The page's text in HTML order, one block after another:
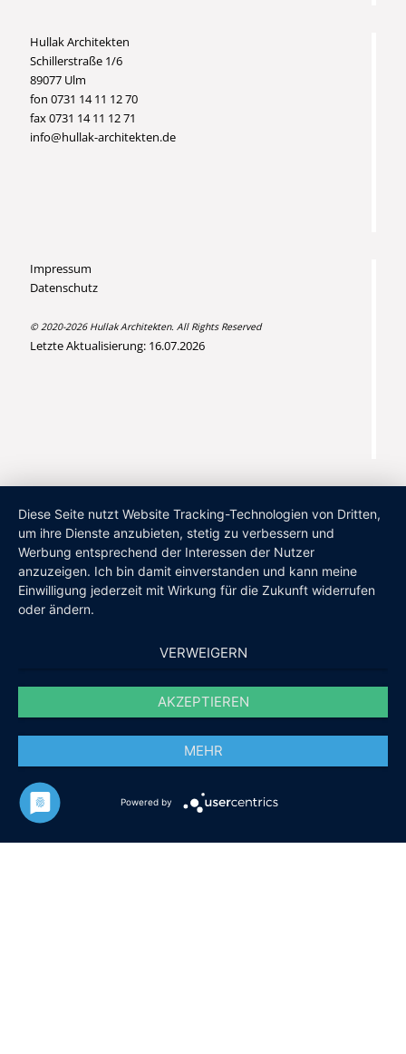
Hullak Architekten
Schillerstraße 1/6
89077 Ulm
fon 0731 14 11 12 70
fax 0731 14 11 12 71
info@hullak-architekten.de
Impressum
Datenschutz
© 2020-2026 Hullak Architekten. All Rights Reserved
Letzte Aktualisierung: 16.07.2026
Diese Seite nutzt Website Tracking-Technologien von Dritten,
um ihre Dienste anzubieten, stetig zu verbessern und
Werbung entsprechend der Interessen der Nutzer
anzuzeigen. Ich bin damit einverstanden und kann meine
Einwilligung jederzeit mit Wirkung für die Zukunft widerrufen
oder ändern.
VERWEIGERN
AKZEPTIEREN
MEHR
Powered by